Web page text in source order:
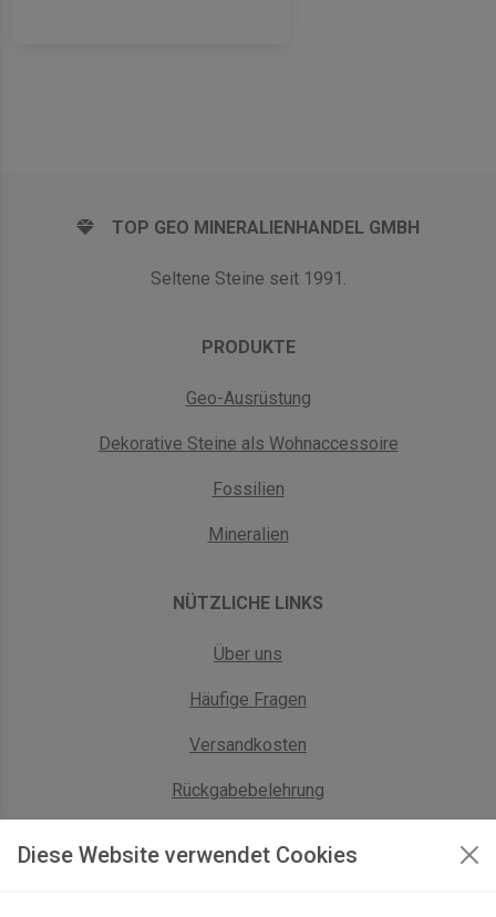
Diese Website verwendet Cookies
TOP GEO MINERALIENHANDEL GMBH
Seltene Steine seit 1991.
PRODUKTE
Geo-Ausrüstung
Dekorative Steine als Wohnaccessoire
Fossilien
Mineralien
NÜTZLICHE LINKS
Über uns
Häufige Fragen
Versandkosten
Rückgabebelehrung